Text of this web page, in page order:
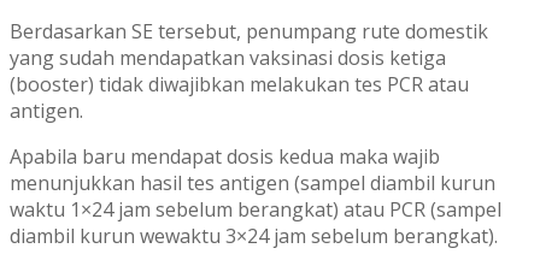
Berdasarkan SE tersebut, penumpang rute domestik
yang sudah mendapatkan vaksinasi dosis ketiga
(booster) tidak diwajibkan melakukan tes PCR atau
antigen.
Apabila baru mendapat dosis kedua maka wajib
menunjukkan hasil tes antigen (sampel diambil kurun
waktu 1×24 jam sebelum berangkat) atau PCR (sampel
diambil kurun wewaktu 3×24 jam sebelum berangkat).